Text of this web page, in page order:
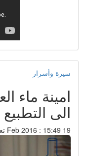
سيرة وأسرار
الى